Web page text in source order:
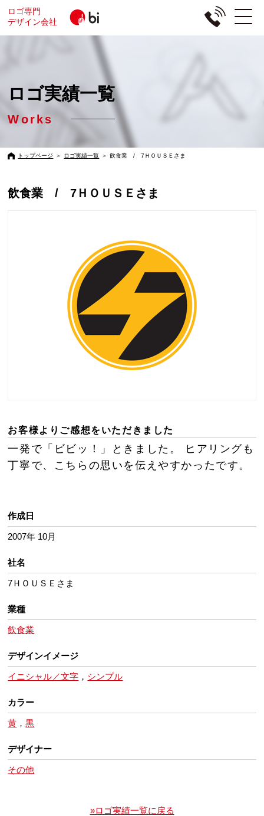
ロゴ専門
デザイン会社
ロゴ実績一覧
Works
トップページ ＞ ロゴ実績一覧 ＞ 飲食業 / 7ＨＯＵＳＥさま
飲食業 / 7ＨＯＵＳＥさま
お客様よりご感想をいただきました
一発で「ビビッ！」ときました。 ヒアリングも
丁寧で、こちらの思いを伝えやすかったです。
作成日
2007年 10月
社名
7ＨＯＵＳＥさま
業種
飲食業
デザインイメージ
イニシャル／文字 ， シンプル
カラー
黄 ，黒
デザイナー
その他
»ロゴ実績一覧に戻る